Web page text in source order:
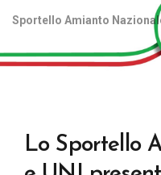
Sportello Amianto
Lo Sportello